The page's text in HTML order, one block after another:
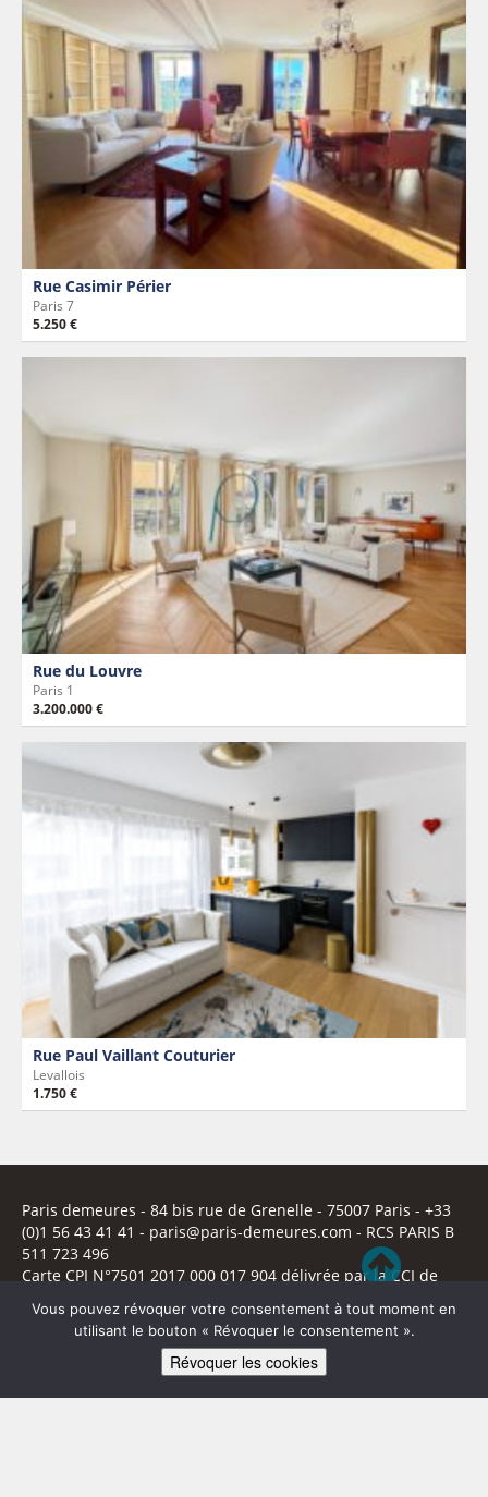
Rue Casimir Périer
Paris 7
5.250 €
Rue du Louvre
Paris 1
3.200.000 €
Rue Paul Vaillant Couturier
Levallois
1.750 €
Paris demeures - 84 bis rue de Grenelle - 75007 Paris - +33
(0)1 56 43 41 41 - paris@paris-demeures.com - RCS PARIS B
511 723 496
Carte CPI N°7501 2017 000 017 904 délivrée par la CCI de
Vous pouvez révoquer votre consentement à tout moment en
utilisant le bouton « Révoquer le consentement ».
Révoquer les cookies